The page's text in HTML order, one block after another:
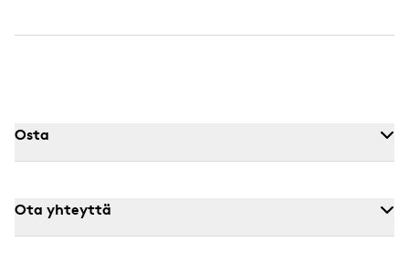
Osta
Ota yhteyttä